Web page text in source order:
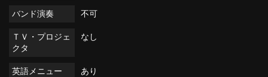
バンド演奏 不可
ＴＶ・プロジェ
クタ
なし
英語メニュー あり